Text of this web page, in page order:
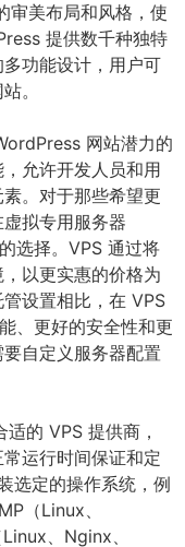
审美布局和风格，使
提供数千种独特
功能设计，用户可
。
网站潜力的
允许开发人员和用
。对于那些希望更
拟专用服务器
选择。VPS 通过将
以更实惠的价格为
设置相比，在 VPS
、更好的安全性和更
自定义服务器配置
的 VPS 提供商，
运行时间保证和定
选定的操作系统，例
（Linux、
、Nginx、